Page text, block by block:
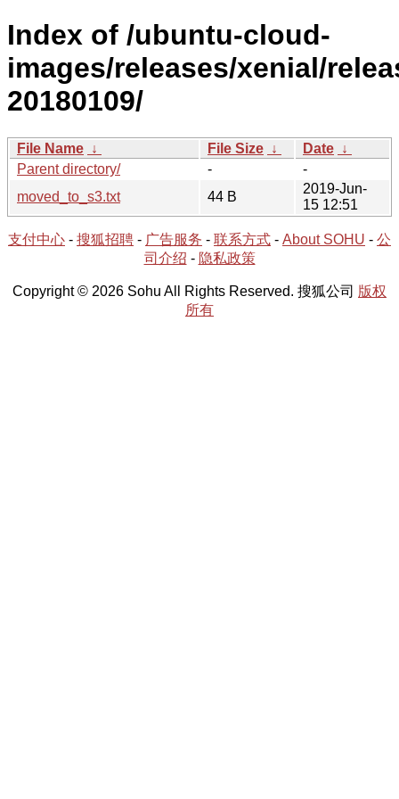
Index of /ubuntu-cloud-
images/releases/xenial/
20180109/
File Name ↓ File Size ↓ Date ↓
Parent directory/
-
-
moved_to_s3.txt
44 B
2019-Jun-
15 12:51
支付中心 - 搜狐招聘 - 广告服务 - 联系方式 - About SOHU - 公
司介绍 - 隐私政策
Copyright © 2026 Sohu All Rights Reserved. 搜狐公司 版权
所有